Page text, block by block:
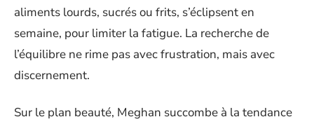
aliments lourds, sucrés ou frits, s’éclipsent en
semaine, pour limiter la fatigue. La recherche de
l’équilibre ne rime pas avec frustration, mais avec
discernement.
Sur le plan beauté, Meghan succombe à la tendance